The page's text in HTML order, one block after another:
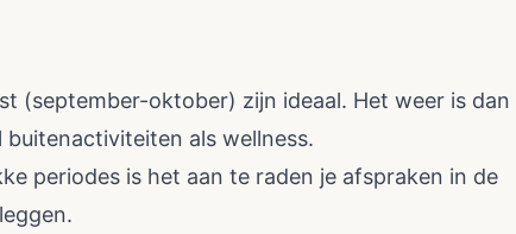
(september-oktober) zijn ideaal. Het weer is dan
als wellness.
periodes is het aan te raden je afspraken in de